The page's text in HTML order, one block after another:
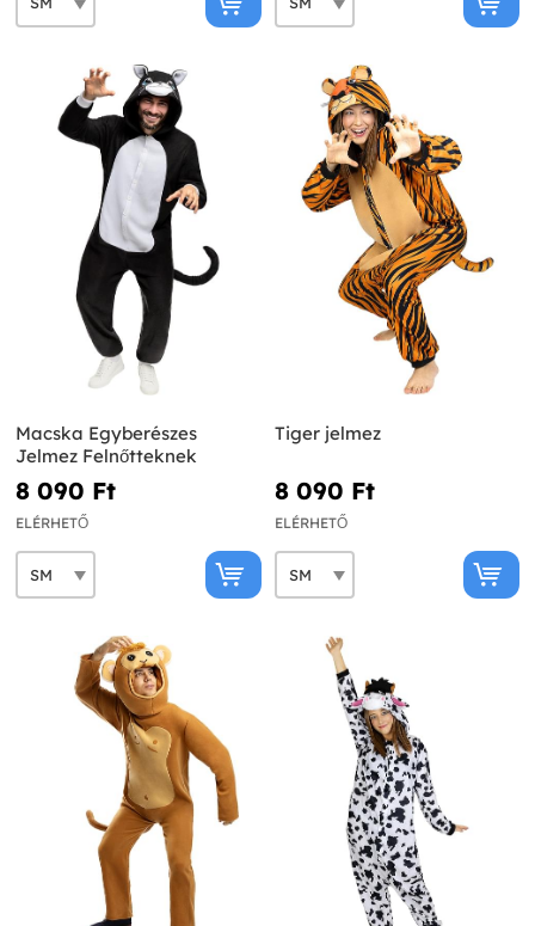
Macska Egyberészes
Jelmez Felnőtteknek
8 090 Ft‎
ELÉRHETŐ
Tiger jelmez
8 090 Ft‎
ELÉRHETŐ